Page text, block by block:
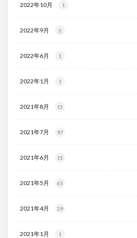
2022年10月 1
2022年9月 2
2022年6月 1
2022年1月 1
2021年8月 15
2021年7月 97
2021年6月 15
2021年5月 65
2021年4月 29
2021年1月 1